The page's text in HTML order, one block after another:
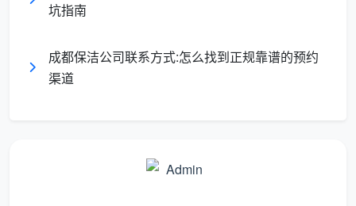
坑指南
成都保洁公司联系方式:怎么找到正规靠谱的预约
渠道